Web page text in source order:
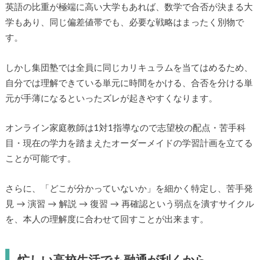
英語の比重が極端に高い大学もあれば、数学で合否が決まる大
学もあり、同じ偏差値帯でも、必要な戦略はまったく別物で
す。
しかし集団塾では全員に同じカリキュラムを当てはめるため、
自分では理解できている単元に時間をかける、合否を分ける単
元が手薄になるといったズレが起きやすくなります。
オンライン家庭教師は1対1指導なので志望校の配点・苦手科
目・現在の学力を踏まえたオーダーメイドの学習計画を立てる
ことが可能です。
さらに、「どこが分かっていないか」を細かく特定し、苦手発
見 → 演習 → 解説 → 復習 → 再確認という弱点を潰すサイクル
を、本人の理解度に合わせて回すことが出来ます。